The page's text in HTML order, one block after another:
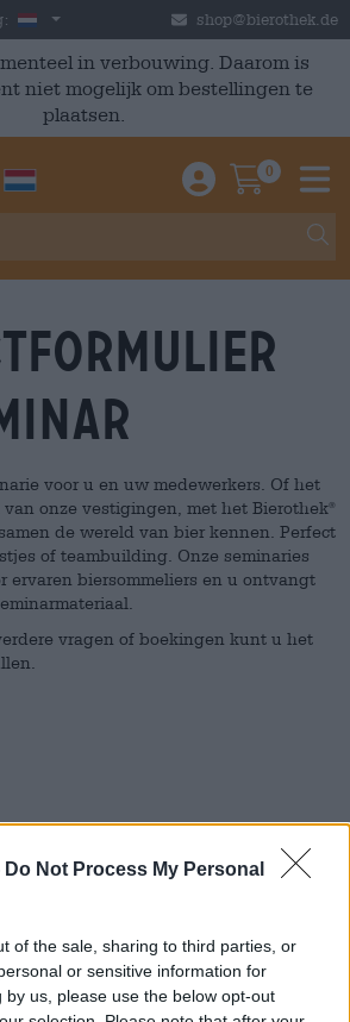
Do Not Process My Personal
of the sale, sharing to third parties, or
or sensitive information for
by us, please use the below opt-out
Nederland shop@bierothek.de
in verbouwing. Daarom is
niet mogelijk om bestellingen te
plaatsen.
Einloggen /
0
voor u en uw medewerkers. Of het
onze vestigingen, met het Bierothek®
de wereld van bier kennen. Perfect
of teambuilding. Onze seminaries
ervaren biersommeliers en u ontvangt
vragen of boekingen kunt u het
je in voor de nieuwsbrief'